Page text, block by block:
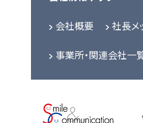
会社概要 社長メ
事業所・関連会社一